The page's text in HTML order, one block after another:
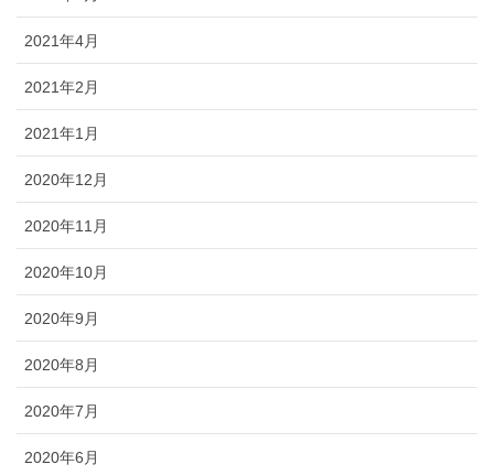
2021年4月
2021年2月
2021年1月
2020年12月
2020年11月
2020年10月
2020年9月
2020年8月
2020年7月
2020年6月